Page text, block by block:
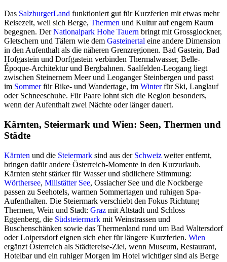
Das SalzburgerLand funktioniert gut für Kurzferien mit etwas mehr
Reisezeit, weil sich Berge, Thermen und Kultur auf engem Raum
begegnen. DerNationalpark Hohe Tauern bringt mit Grossglockner,
Gletschern und Tälern wie dem Gasteinertal eine andere Dimension
in den Aufenthalt als die näheren Grenzregionen. Bad Gastein, Bad
Hofgastein und Dorfgastein verbinden Thermalwasser, Belle-
Époque-Architektur und Bergbahnen. Saalfelden-Leogang liegt
zwischen Steinernem Meer und Leoganger Steinbergen und passt
im Sommerfür Bike- und Wandertage, im Winterfür Ski, Langlauf
oder Schneeschuhe. Für Paare lohnt sich die Region besonders,
wenn der Aufenthalt zwei Nächte oder länger dauert.
Kärnten, Steiermark und Wien: Seen, Thermen und
Städte
Kärnten und die Steiermark sind aus der Schweiz weiter entfernt,
bringen dafür andere Österreich-Momente in den Kurzurlaub.
Kärnten steht stärker für Wasser und südlichere Stimmung:
Wörthersee, Millstätter See, Ossiacher See und die Nockberge
passen zu Seehotels, warmen Sommertagen und ruhigen Spa-
Aufenthalten. Die Steiermark verschiebt den Fokus Richtung
Thermen, Wein und Stadt: Graz mit Altstadt und Schloss
Eggenberg, die Südsteiermark mit Weinstrassen und
Buschenschänken sowie das Thermenland rund um Bad Waltersdorf
oder Loipersdorf eignen sich eher für längere Kurzferien. Wien
ergänzt Österreich als Städtereise-Ziel, wenn Museum, Restaurant,
Hotelbar und ein ruhiger Morgen im Hotel wichtiger sind als Berge